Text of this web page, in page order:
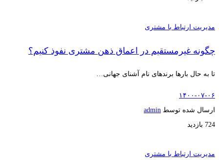
مدیریت ارتباط با مشتری
چگونه غیرمستقیم در اعماق ذهن مشتری نفوذ کنیم؟
تا به حال بارها برندهای نام آشنای جهانی…
۱۴۰۰-۰۷-۰۶
ارسال شده توسط admin
724 بازدید
مدیریت ارتباط با مشتری